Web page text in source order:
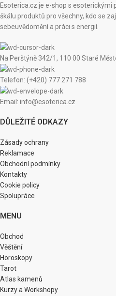
Esoterica.cz je e-shop s esoterickými
škálu produktů pro všechny, kdo se
sebeuvědomění a práci s energií.
Na Perštýně 342/1, 110 00 Staré
Telefon: (+420) 777 271 788
Email: info@esoterica.cz
DŮLEŽITÉ ODKAZY
Zásady ochrany
Reklamace
Obchodní podmínky
Kontakty
Cookie policy
Spolupráce
MENU
Obchod
Věštění
Horoskopy
Tarot
Atlas kamenů
Kurzy a Workshopy